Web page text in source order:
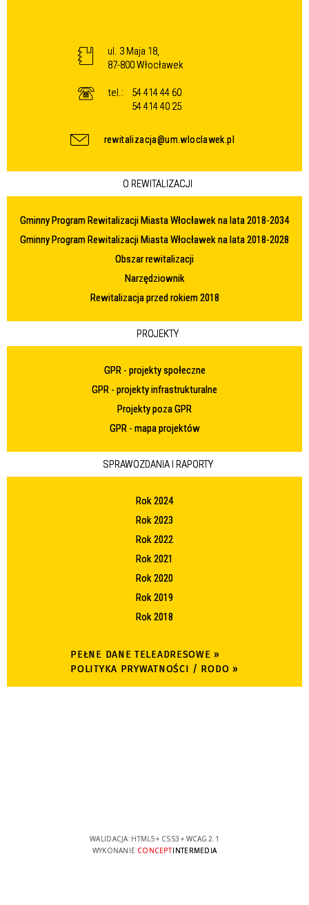
ul. 3 Maja 18,
87-800 Włocławek
tel.:
54 414 44 60
54 414 40 25
rewitalizacja@um.wloclawek.pl
O REWITALIZACJI
Gminny Program Rewitalizacji Miasta Włocławek na lata 2018-2034
Gminny Program Rewitalizacji Miasta Włocławek na lata 2018-2028
Obszar rewitalizacji
Narzędziownik
Rewitalizacja przed rokiem 2018
PROJEKTY
GPR - projekty społeczne
GPR - projekty infrastrukturalne
Projekty poza GPR
GPR - mapa projektów
SPRAWOZDANIA I RAPORTY
Rok 2024
Rok 2023
Rok 2022
Rok 2021
Rok 2020
Rok 2019
Rok 2018
PEŁNE DANE TELEADRESOWE »
POLITYKA PRYWATNOŚCI / RODO »
WALIDACJA: HTML5+ CSS3 + WCAG 2.1
WYKONANIE CONCEPTINTERMEDIA